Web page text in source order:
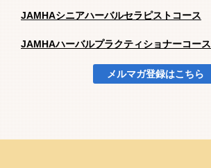
JAMHAシニアハーバルセラピストコース
JAMHAハーバルプラクティショナーコース
メルマガ登録はこちら